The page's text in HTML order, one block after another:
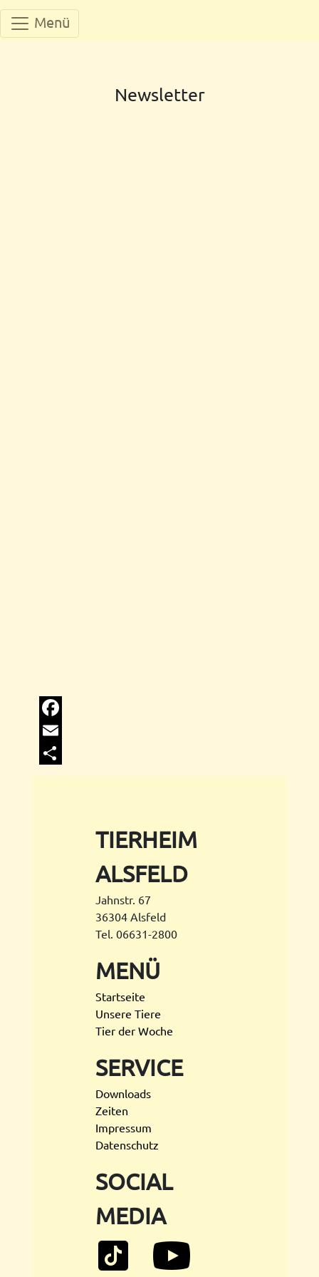
Menü
Newsletter
Facebook
Email
TIERHEIM
ALSFELD
Jahnstr. 67
36304 Alsfeld
Tel. 06631-2800
MENÜ
Startseite
Unsere Tiere
Tier der Woche
SERVICE
Downloads
Zeiten
Impressum
Datenschutz
SOCIAL
MEDIA